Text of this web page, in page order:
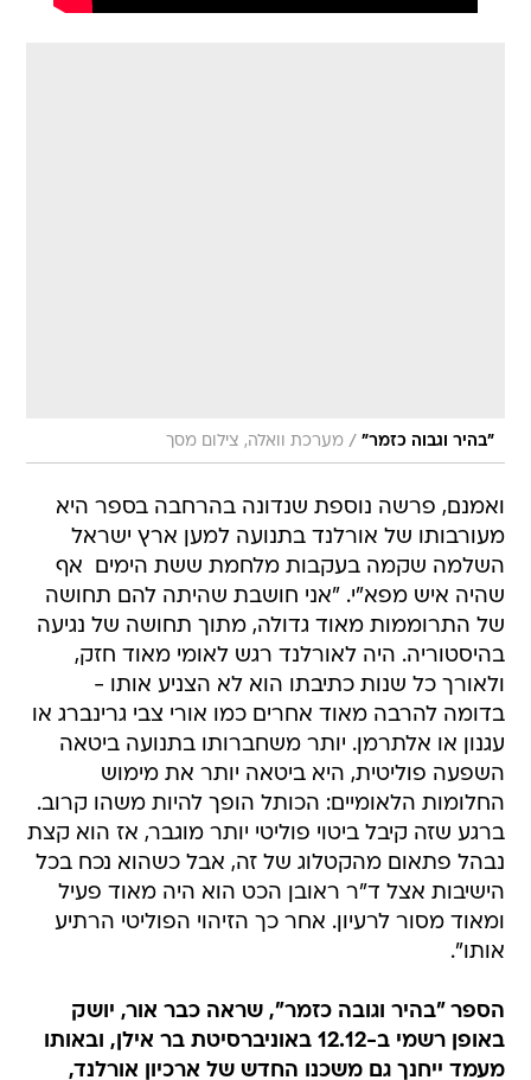
"בהיר וגבוה כזמר" / מערכת וואלה, צילום מסך
ואמנם, פרשה נוספת שנדונה בהרחבה בספר היא
מעורבותו של אורלנד בתנועה למען ארץ ישראל
השלמה שקמה בעקבות מלחמת ששת הימים  אף
שהיה איש מפא"י. "אני חושבת שהיתה להם תחושה
של התרוממות מאוד גדולה, מתוך תחושה של נגיעה
בהיסטוריה. היה לאורלנד רגש לאומי מאוד חזק,
ולאורך כל שנות כתיבתו הוא לא הצניע אותו -
בדומה להרבה מאוד אחרים כמו אורי צבי גרינברג או
עגנון או אלתרמן. יותר משחברותו בתנועה ביטאה
השפעה פוליטית, היא ביטאה יותר את מימוש
החלומות הלאומיים: הכותל הופך להיות משהו קרוב.
ברגע שזה קיבל ביטוי פוליטי יותר מוגבר, אז הוא קצת
נבהל פתאום מהקטלוג של זה, אבל כשהוא נכח בכל
הישיבות אצל ד"ר ראובן הכט הוא היה מאוד פעיל
ומאוד מסור לרעיון. אחר כך הזיהוי הפוליטי הרתיע
אותו".
הספר "בהיר וגובה כזמר", שראה כבר אור, יושק
באופן רשמי ב-12.12 באוניברסיטת בר אילן, ובאותו
מעמד ייחנך גם משכנו החדש של ארכיון אורלנד,